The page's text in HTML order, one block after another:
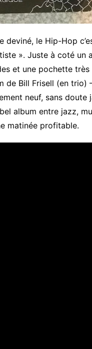
deviné, le Hip-Hop
». Juste à coté
et une pochette
de Bill Frisell (en
neuf, sans
album entre jazz,
matinée profitable.